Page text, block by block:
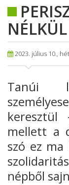
2023. július 10.,
Tanúi
keresztül
mellett a
szó ez ma
népből